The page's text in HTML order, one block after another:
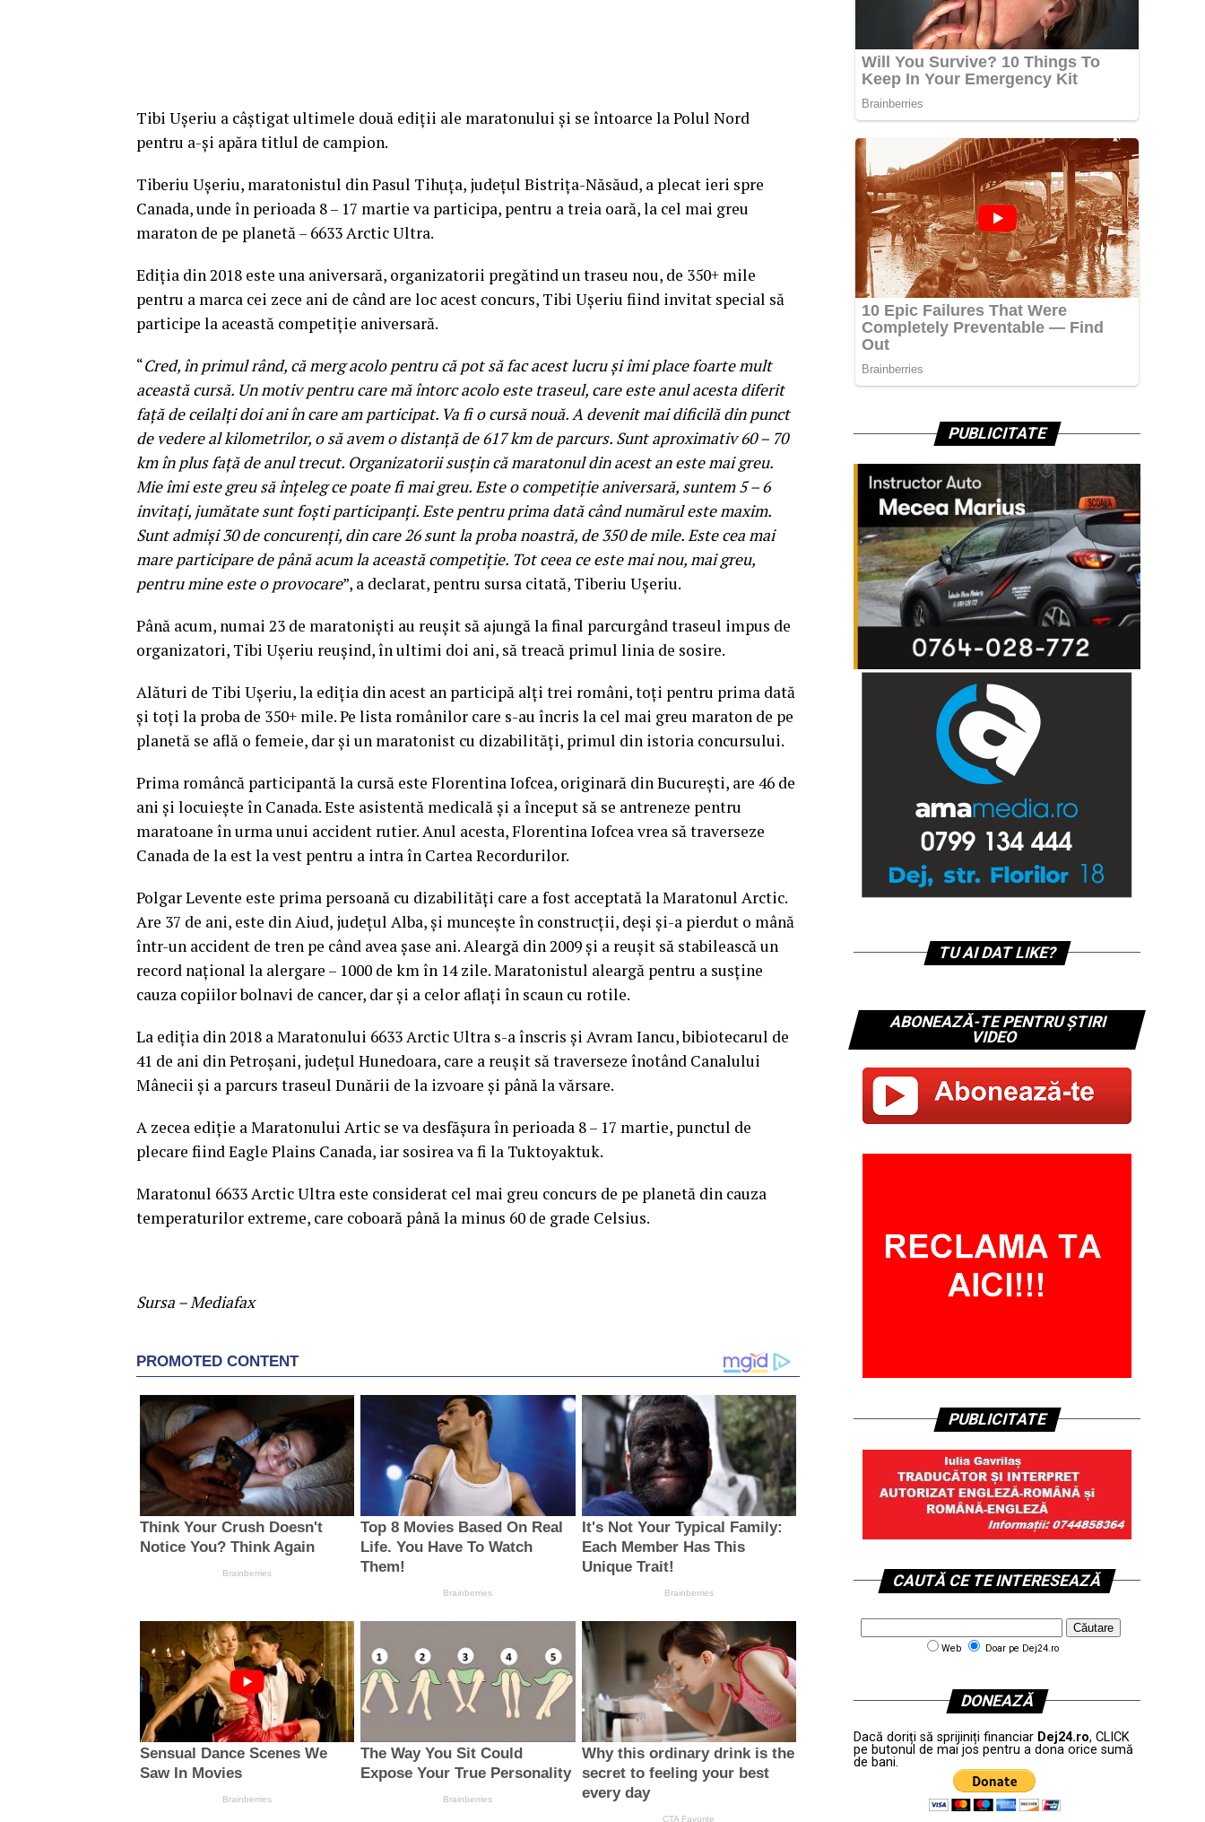
Tibi Uşeriu a câştigat ultimele două ediţii ale maratonului şi se întoarce la Polul Nord
pentru a-şi apăra titlul de campion.
Tiberiu Uşeriu, maratonistul din Pasul Tihuţa, judeţul Bistriţa-Năsăud, a plecat ieri spre
Canada, unde în perioada 8 – 17 martie va participa, pentru a treia oară, la cel mai greu
maraton de pe planetă – 6633 Arctic Ultra.
Ediţia din 2018 este una aniversară, organizatorii pregătind un traseu nou, de 350+ mile
pentru a marca cei zece ani de când are loc acest concurs, Tibi Uşeriu fiind invitat special să
participe la această competiţie aniversară.
“Cred, în primul rând, că merg acolo pentru că pot să fac acest lucru şi îmi place foarte mult
această cursă. Un motiv pentru care mă întorc acolo este traseul, care este anul acesta diferit
faţă de ceilalţi doi ani în care am participat. Va fi o cursă nouă. A devenit mai dificilă din punct
de vedere al kilometrilor, o să avem o distanţă de 617 km de parcurs. Sunt aproximativ 60 – 70
km în plus faţă de anul trecut. Organizatorii susţin că maratonul din acest an este mai greu.
Mie îmi este greu să înţeleg ce poate fi mai greu. Este o competiţie aniversară, suntem 5 – 6
invitaţi, jumătate sunt foşti participanţi. Este pentru prima dată când numărul este maxim.
Sunt admişi 30 de concurenţi, din care 26 sunt la proba noastră, de 350 de mile. Este cea mai
mare participare de până acum la această competiţie. Tot ceea ce este mai nou, mai greu,
pentru mine este o provocare”, a declarat, pentru sursa citată, Tiberiu Uşeriu.
Până acum, numai 23 de maratonişti au reuşit să ajungă la final parcurgând traseul impus de
organizatori, Tibi Uşeriu reuşind, în ultimi doi ani, să treacă primul linia de sosire.
Alături de Tibi Uşeriu, la ediţia din acest an participă alţi trei români, toţi pentru prima dată
şi toţi la proba de 350+ mile. Pe lista românilor care s-au încris la cel mai greu maraton de pe
planetă se află o femeie, dar şi un maratonist cu dizabilităţi, primul din istoria concursului.
Prima româncă participantă la cursă este Florentina Iofcea, originară din Bucureşti, are 46 de
ani şi locuieşte în Canada. Este asistentă medicală şi a început să se antreneze pentru
maratoane în urma unui accident rutier. Anul acesta, Florentina Iofcea vrea să traverseze
Canada de la est la vest pentru a intra în Cartea Recordurilor.
Polgar Levente este prima persoană cu dizabilităţi care a fost acceptată la Maratonul Arctic.
Are 37 de ani, este din Aiud, judeţul Alba, şi munceşte în construcţii, deşi şi-a pierdut o mână
într-un accident de tren pe când avea şase ani. Aleargă din 2009 şi a reuşit să stabilească un
record naţional la alergare – 1000 de km în 14 zile. Maratonistul aleargă pentru a susţine
cauza copiilor bolnavi de cancer, dar şi a celor aflaţi în scaun cu rotile.
La ediţia din 2018 a Maratonului 6633 Arctic Ultra s-a înscris şi Avram Iancu, bibiotecarul de
41 de ani din Petroşani, judeţul Hunedoara, care a reuşit să traverseze înotând Canalului
Mânecii şi a parcurs traseul Dunării de la izvoare şi până la vărsare.
A zecea ediţie a Maratonului Artic se va desfăşura în perioada 8 – 17 martie, punctul de
plecare fiind Eagle Plains Canada, iar sosirea va fi la Tuktoyaktuk.
Maratonul 6633 Arctic Ultra este considerat cel mai greu concurs de pe planetă din cauza
temperaturilor extreme, care coboară până la minus 60 de grade Celsius.
Sursa – Mediafax
PUBLICITATE
TU AI DAT LIKE?
ABONEAZĂ-TE PENTRU ȘTIRI
VIDEO
PUBLICITATE
CAUTĂ CE TE INTERESEAZĂ
Web Doar pe Dej24.ro
DONEAZĂ
Dacă doriți să sprijiniți financiar Dej24.ro, CLICK
pe butonul de mai jos pentru a dona orice sumă
de bani.